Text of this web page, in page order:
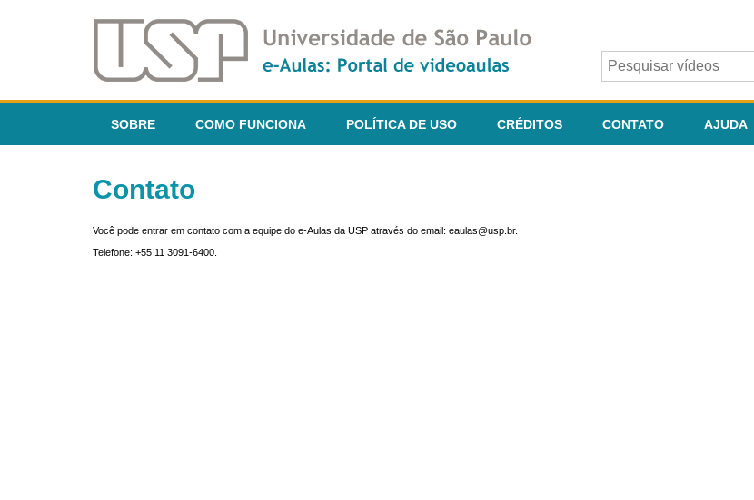
SOBRE COMO FUNCIONA POLÍTICA DE USO CRÉDITOS CONTATO AJUDA
Contato
Você pode entrar em contato com a equipe do e-Aulas da USP através do email: eaulas@usp.br.
Telefone: +55 11 3091-6400.